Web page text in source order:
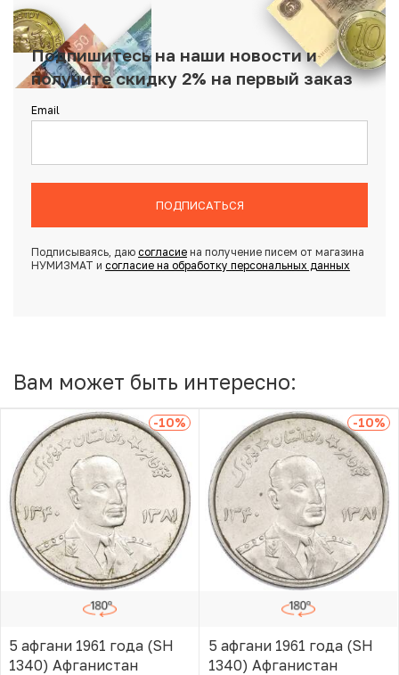
Подпишитесь на наши новости и
получите скидку 2% на первый заказ
Email
ПОДПИСАТЬСЯ
Подписываясь, даю согласиена получение писем от магазина
НУМИЗМАТ и согласие на обработку персональных данных
Вам может быть интересно:
-10%
5 афгани 1961 года (SH
1340) Афганистан
-10%
5 афгани 1961 года (SH
1340) Афганистан